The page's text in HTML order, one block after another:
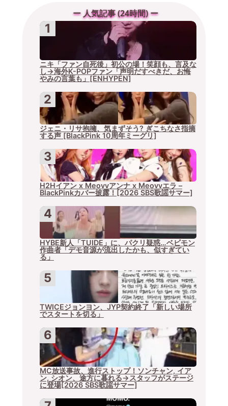
ー 人気記事 (24時間) ー
ニキ「ファン自死後」初公の場！笑顔も、言及な
し→海外K-POPファン「声明だすべきだ、お悔
やみの言葉も」[ENHYPEN]
ジェニ・リサ抱擁、気まずそう? ぎこちなさ指摘
する声 [BlackPink 10周年ミーグリ]
H2Hイアン x Meovvアンナ x Meovvエラ –
BlackPinkカバー披露！[2026 SBS歌謡サマー]
HYBE新人「TUIDE」に、パクリ疑惑…ベビモン
作曲者「デモ音源が流出したかも、似すぎてい
る」
TWICEジョンヨン、JYP契約終了「新しい場所
でスタートを切る」
MC放送事故、進行ストップ！ソンチャン, イア
ン, シオン、途方に暮れる→スタッフがステージ
に登場[2026 SBS歌謡サマー]